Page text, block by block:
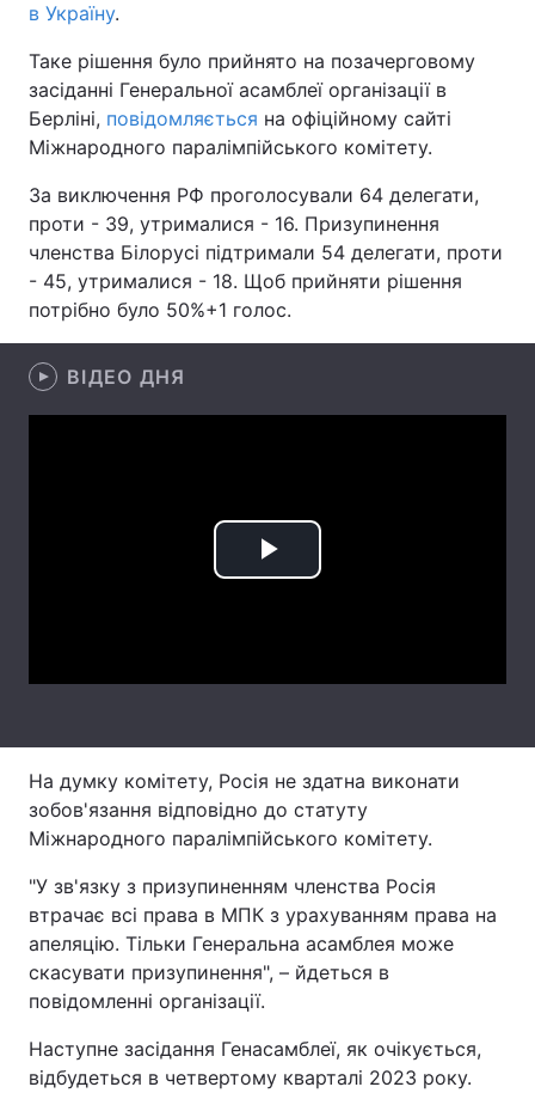
Спорт
Техно і зв'язок Лайт
Зброя Інциденти
Цікавинки Погода
Екологія Регіони
Лонгріди
Відео з Youtube Статті
Вакансії
Тема оформлення
в Україну.
Таке рішення було прийнято на позачерговому
засіданні Генеральної асамблеї організації в
Берліні, повідомляється на офіційному сайті
Міжнародного паралімпійського комітету.
За виключення РФ проголосували 64 делегати,
проти - 39, утрималися - 16. Призупинення
членства Білорусі підтримали 54 делегати, проти
- 45, утрималися - 18. Щоб прийняти рішення
потрібно було 50%+1 голос.
ВІДЕО ДНЯ
Play
На думку комітету, Росія не здатна виконати
зобов'язання відповідно до статуту
Міжнародного паралімпійського комітету.
"У зв'язку з призупиненням членства Росія
втрачає всі права в МПК з урахуванням права на
апеляцію. Тільки Генеральна асамблея може
скасувати призупинення", – йдеться в
повідомленні організації.
Наступне засідання Генасамблеї, як очікується,
відбудеться в четвертому кварталі 2023 року.